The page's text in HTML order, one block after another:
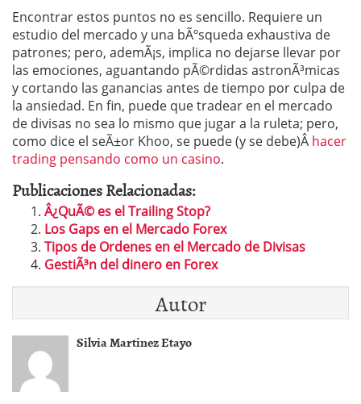
Encontrar estos puntos no es sencillo. Requiere un
estudio del mercado y una bÃºsqueda exhaustiva de
patrones; pero, ademÃ¡s, implica no dejarse llevar por
las emociones, aguantando pÃ©rdidas astronÃ³micas
y cortando las ganancias antes de tiempo por culpa de
la ansiedad. En fin, puede que tradear en el mercado
de divisas no sea lo mismo que jugar a la ruleta; pero,
como dice el seÃ±or Khoo, se puede (y se debe)Â hacer
trading pensando como un casino.
Publicaciones Relacionadas:
Â¿QuÃ© es el Trailing Stop?
Los Gaps en el Mercado Forex
Tipos de Ordenes en el Mercado de Divisas
GestiÃ³n del dinero en Forex
Autor
Silvia Martinez Etayo